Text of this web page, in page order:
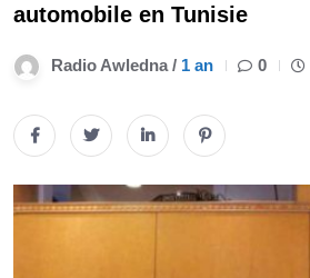
automobile en Tunisie
Radio Awledna / 1 an 0